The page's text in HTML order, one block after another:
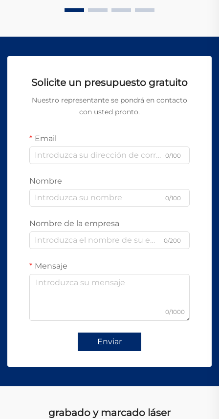
Solicite un presupuesto gratuito
Nuestro representante se pondrá en contacto
con usted pronto.
Email
0/100
Nombre
0/100
Nombre de la empresa
0/200
Mensaje
0/1000
Enviar
grabado y marcado láser